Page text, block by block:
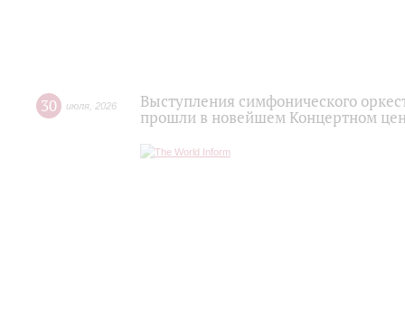
30 июля 2026
Выступления симфонического
прошли в новейшем Концертном